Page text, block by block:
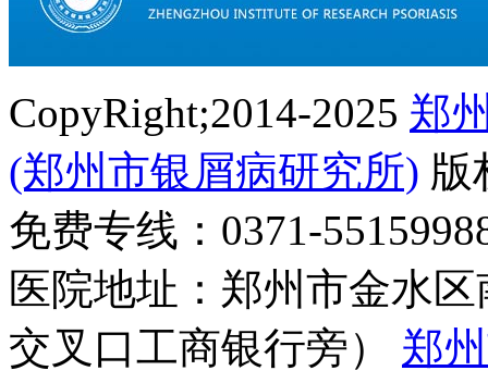
CopyRight;2014-2025 郑
(郑州市银屑病研究所) 版
免费专线：0371-
医院地址：郑州市金水
交叉口工商银行旁） 郑